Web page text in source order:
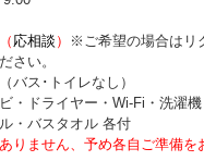
応相談 ）
※ご希望の場合はリ
さい。
バス･トイレなし）
・ドライヤー・Wi-Fi・洗濯機
・バスタオル 各付
りません、予め各自ご準備を